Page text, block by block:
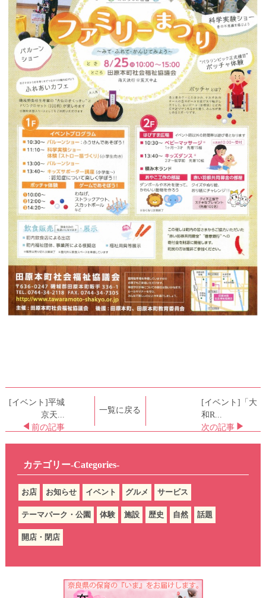
[イベント]平城
京天...
前の記事
一覧に戻る
[イベント]「大
和R...
次の記事
カテゴリー-Categories-
お店 お知らせ イベント グルメ サービス
テーマパーク・公園 体験 施設 歴史 自然 話題
開店・閉店